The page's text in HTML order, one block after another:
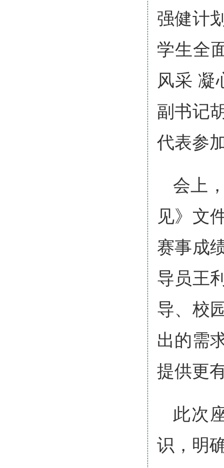
强健计
学生全
风采 凝
副书记
代表参
会上
见》文
赛事成
导员王
导、校
出的需
提供更
此次
识，明